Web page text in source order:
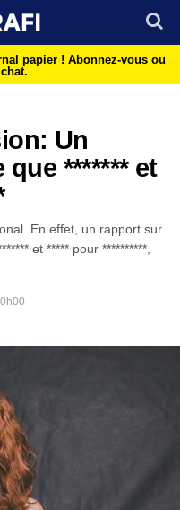
papier ! Abonnez-vous ou
Un
******* et
En effet, un rapport sur
et ***** pour **********,